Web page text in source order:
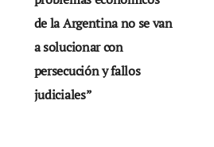
entradas
de la Argentina no se van
a solucionar con
persecución y fallos
judiciales”